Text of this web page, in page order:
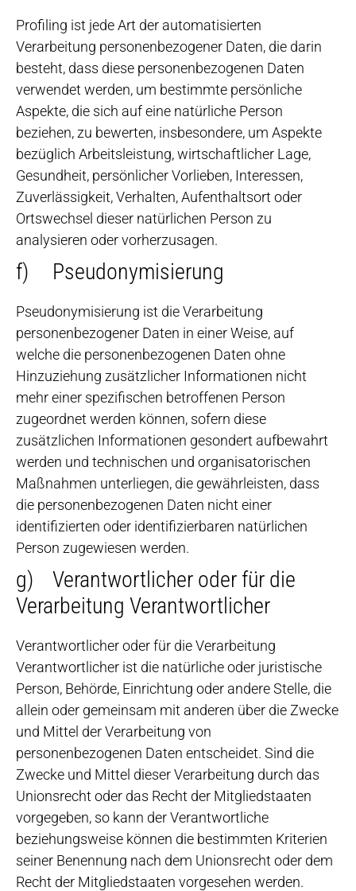
Profiling ist jede Art der automatisierten
Verarbeitung personenbezogener Daten, die darin
besteht, dass diese personenbezogenen Daten
verwendet werden, um bestimmte persönliche
Aspekte, die sich auf eine natürliche Person
beziehen, zu bewerten, insbesondere, um Aspekte
bezüglich Arbeitsleistung, wirtschaftlicher Lage,
Gesundheit, persönlicher Vorlieben, Interessen,
Zuverlässigkeit, Verhalten, Aufenthaltsort oder
Ortswechsel dieser natürlichen Person zu
analysieren oder vorherzusagen.
f) Pseudonymisierung
Pseudonymisierung ist die Verarbeitung
personenbezogener Daten in einer Weise, auf
welche die personenbezogenen Daten ohne
Hinzuziehung zusätzlicher Informationen nicht
mehr einer spezifischen betroffenen Person
zugeordnet werden können, sofern diese
zusätzlichen Informationen gesondert aufbewahrt
werden und technischen und organisatorischen
Maßnahmen unterliegen, die gewährleisten, dass
die personenbezogenen Daten nicht einer
identifizierten oder identifizierbaren natürlichen
Person zugewiesen werden.
g) Verantwortlicher oder für die
Verarbeitung Verantwortlicher
Verantwortlicher oder für die Verarbeitung
Verantwortlicher ist die natürliche oder juristische
Person, Behörde, Einrichtung oder andere Stelle, die
allein oder gemeinsam mit anderen über die Zwecke
und Mittel der Verarbeitung von
personenbezogenen Daten entscheidet. Sind die
Zwecke und Mittel dieser Verarbeitung durch das
Unionsrecht oder das Recht der Mitgliedstaaten
vorgegeben, so kann der Verantwortliche
beziehungsweise können die bestimmten Kriterien
seiner Benennung nach dem Unionsrecht oder dem
Recht der Mitgliedstaaten vorgesehen werden.